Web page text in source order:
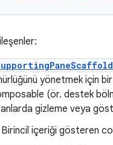
yönetmek için
(ör. destek
gizleme veya
Birincil içeriği gösteren